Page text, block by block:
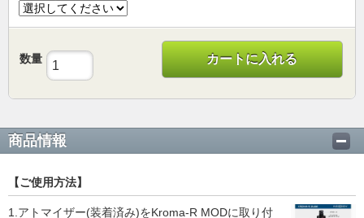
数量 カートに入れる
商品情報
【ご使用方法】
1.アトマイザー(装着済み)をKroma-R MODに取り付